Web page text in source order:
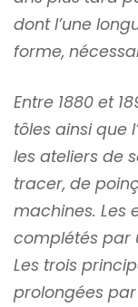
dont l’une
forme,
Entre 1880 et
tôles ainsi que
les ateliers de
tracer, de
machines. Les
complétés par
Les trois
prolongées